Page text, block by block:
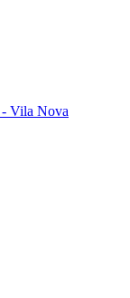
- Vila Nova